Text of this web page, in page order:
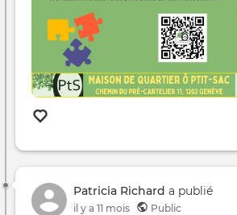
Patricia Richard a publié
il y a 11 mois Public